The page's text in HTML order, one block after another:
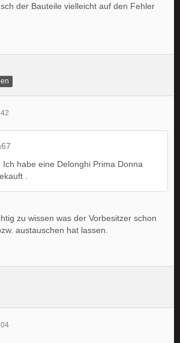
der Bauteile vielleicht auf den Fehler
Ich habe eine Delonghi Prima Donna
.
zu wissen was der Vorbesitzer schon
austauschen hat lassen.